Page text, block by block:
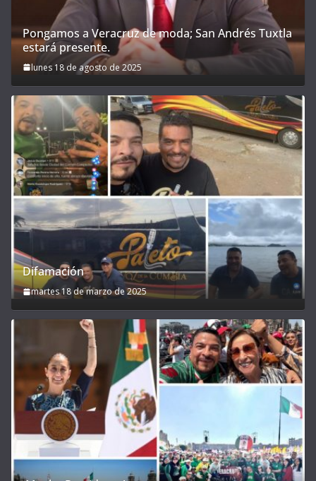
Pongamos a Veracruz de moda; San Andrés Tuxtla
estará presente.
lunes 18 de agosto de 2025
Difamación
martes 18 de marzo de 2025